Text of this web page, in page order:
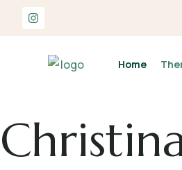
Home